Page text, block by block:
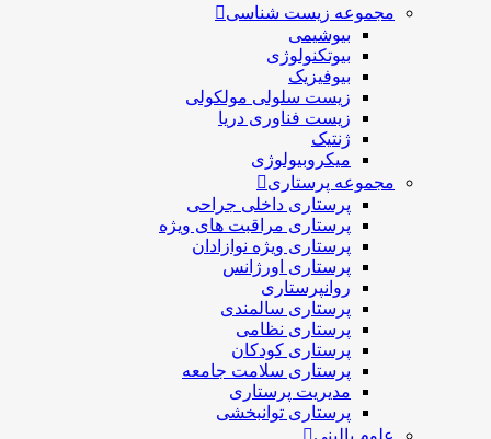
مجموعه زیست شناسی
بیوشیمی
بیوتکنولوژی
بیوفیزیک
زیست سلولی مولکولی
زیست فناوری دریا
ژنتیک
میکروبیولوژی
مجموعه پرستاری
پرستاری داخلی جراحی
پرستاری مراقبت های ويژه
پرستاری ويژه نوازادان
پرستاری اورژانس
روانپرستاری
پرستاری سالمندی
پرستاری نظامی
پرستاری کودکان
پرستاری سلامت جامعه
مدیریت پرستاری
پرستاری توانبخشی
علوم بالینی